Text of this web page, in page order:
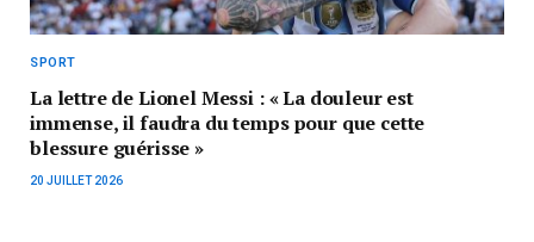
SPORT
La lettre de Lionel Messi : « La douleur est
immense, il faudra du temps pour que cette
blessure guérisse »
20 JUILLET 2026